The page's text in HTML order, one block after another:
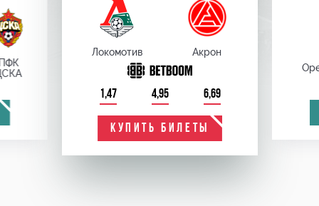
Локомотив Акрон
1,47 4,95 6,69
КУПИТЬ БИЛЕТЫ